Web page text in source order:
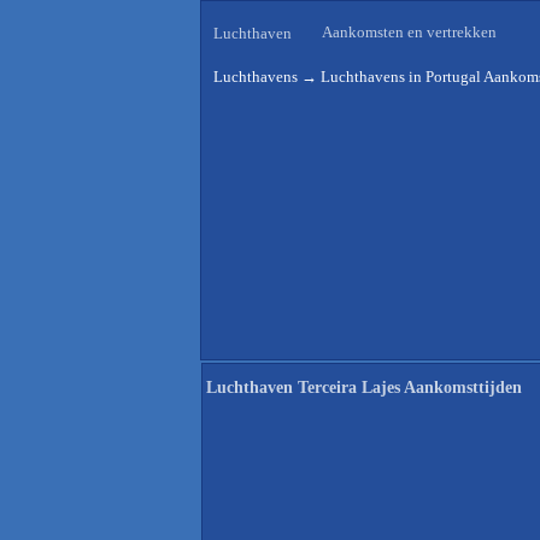
Luchthaven Aankomsten en vertrekken
Luchthavens → Luchthavens in Portugal
Luchthaven Terceira Lajes Aankomsttijden